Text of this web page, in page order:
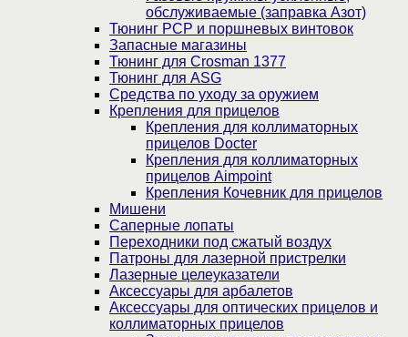
обслуживаемые (заправка Азот)
Тюнинг PCP и поршневых винтовок
Запасные магазины
Тюнинг для Crosman 1377
Тюнинг для ASG
Средства по уходу за оружием
Крепления для прицелов
Крепления для коллиматорных
прицелов Docter
Крепления для коллиматорных
прицелов Aimpoint
Крепления Кочевник для прицелов
Мишени
Саперные лопаты
Переходники под сжатый воздух
Патроны для лазерной пристрелки
Лазерные целеуказатели
Аксессуары для арбалетов
Аксессуары для оптических прицелов и
коллиматорных прицелов